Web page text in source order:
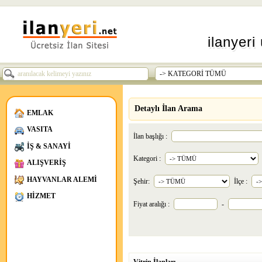
ilanyeri
EMLAK
VASITA
İŞ & SANAYİ
ALIŞVERİŞ
HAYVANLAR ALEMİ
HİZMET
Detaylı İlan Arama
İlan başlığı :
Kategori :
Şehir: İlçe :
Fiyat aralığı : -